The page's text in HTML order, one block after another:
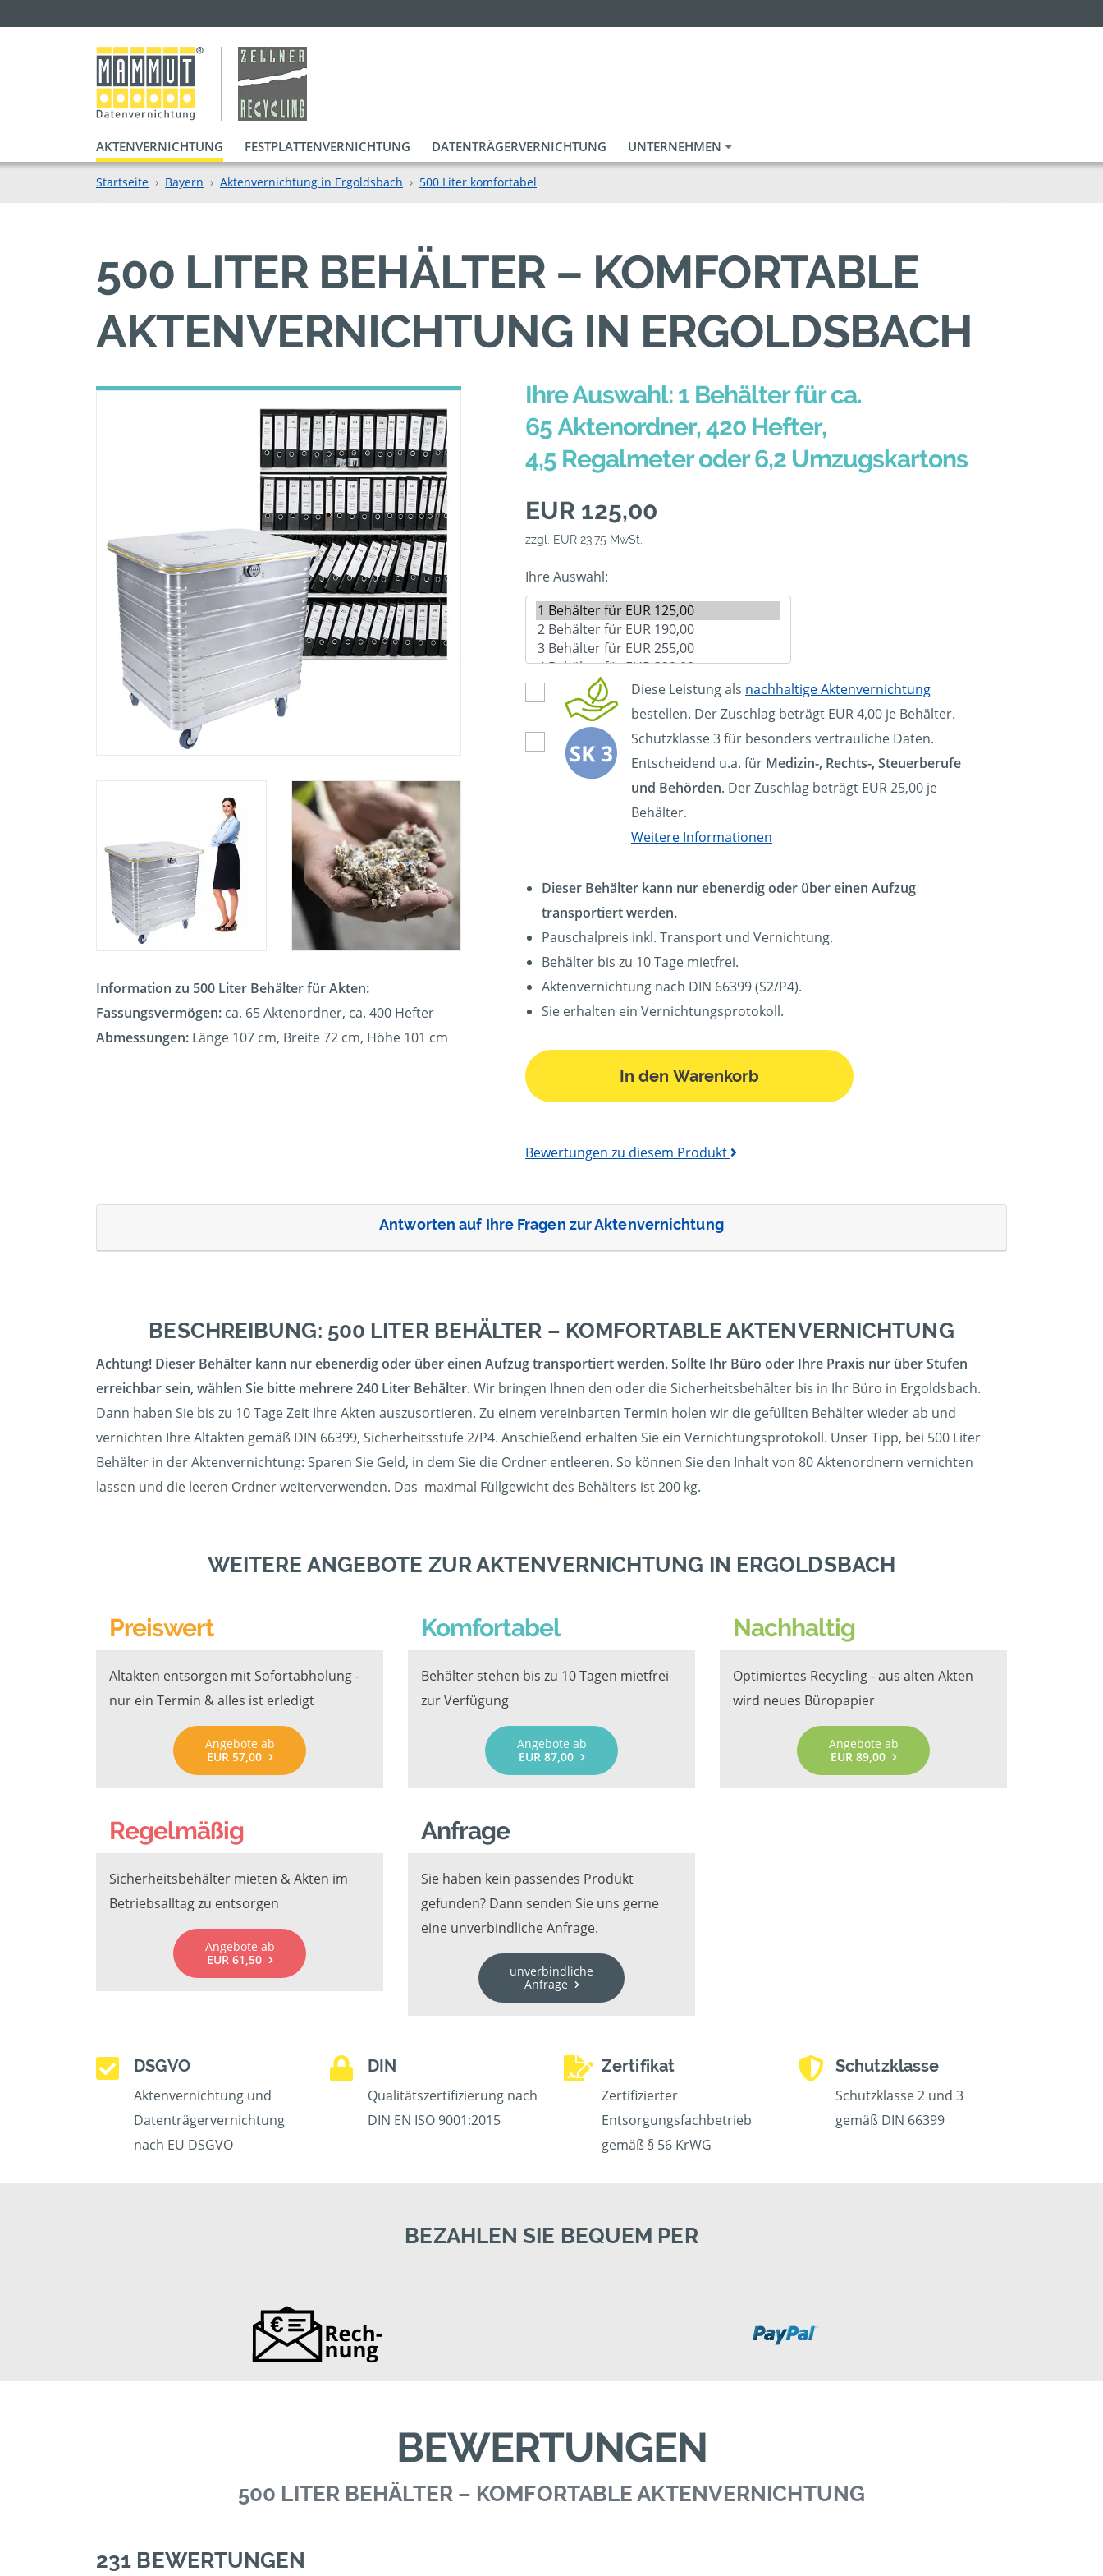
AKTENVERNICHTUNG FESTPLATTENVERNICHTUNG DATENTRÄGERVERNICHTUNG UNTERNEHMEN
Startseite Bayern Aktenvernichtung in Ergoldsbach 500 Liter komfortabel
500 LITER BEHÄLTER – KOMFORTABLE
AKTENVERNICHTUNG IN ERGOLDSBACH
Information zu 500 Liter Behälter für Akten:
Fassungsvermögen: ca. 65 Aktenordner, ca. 400 Hefter
Abmessungen: Länge 107 cm, Breite 72 cm, Höhe 101 cm
Ihre Auswahl: 1 Behälter für ca.
65 Aktenordner, 420 Hefter,
4,5 Regalmeter oder 6,2 Umzugskartons
EUR 125,00
zzgl. EUR 23,75 MwSt.
Ihre Auswahl:
Diese Leistung als nachhaltige Aktenvernichtung
bestellen. Der Zuschlag beträgt EUR 4,00 je Behälter.
Schutzklasse 3 für besonders vertrauliche Daten.
Entscheidend u.a. für Medizin-, Rechts-, Steuerberufe
und Behörden. Der Zuschlag beträgt EUR 25,00 je
Behälter.
Weitere Informationen
Dieser Behälter kann nur ebenerdig oder über einen Aufzug
transportiert werden.
Pauschalpreis inkl. Transport und Vernichtung.
Behälter bis zu 10 Tage mietfrei.
Aktenvernichtung nach DIN 66399 (S2/P4).
Sie erhalten ein Vernichtungsprotokoll.
In den Warenkorb
Bewertungen zu diesem Produkt
Antworten auf Ihre Fragen zur Aktenvernichtung
BESCHREIBUNG: 500 LITER BEHÄLTER – KOMFORTABLE AKTENVERNICHTUNG
Achtung! Dieser Behälter kann nur ebenerdig oder über einen Aufzug transportiert werden. Sollte Ihr Büro oder Ihre Praxis nur über Stufen
erreichbar sein, wählen Sie bitte mehrere 240 Liter Behälter.Wir bringen Ihnen den oder die Sicherheitsbehälter bis in Ihr Büro in Ergoldsbach.
Dann haben Sie bis zu 10 Tage Zeit Ihre Akten auszusortieren. Zu einem vereinbarten Termin holen wir die gefüllten Behälter wieder ab und
vernichten Ihre Altakten gemäß DIN 66399, Sicherheitsstufe 2/P4. Anschießend erhalten Sie ein Vernichtungsprotokoll. Unser Tipp, bei 500 Liter
Behälter in der Aktenvernichtung: Sparen Sie Geld, in dem Sie die Ordner entleeren. So können Sie den Inhalt von 80 Aktenordnern vernichten
lassen und die leeren Ordner weiterverwenden. Das maximal Füllgewicht des Behälters ist 200 kg.
WEITERE ANGEBOTE ZUR AKTENVERNICHTUNG IN ERGOLDSBACH
Preiswert
Altakten entsorgen mit Sofortabholung -
nur ein Termin & alles ist erledigt
Angebote ab
EUR 57,00
Komfortabel
Behälter stehen bis zu 10 Tagen mietfrei
zur Verfügung
Angebote ab
EUR 87,00
Nachhaltig
Optimiertes Recycling - aus alten Akten
wird neues Büropapier
Angebote ab
EUR 89,00
Regelmäßig
Sicherheitsbehälter mieten & Akten im
Betriebsalltag zu entsorgen
Angebote ab
EUR 61,50
Anfrage
Sie haben kein passendes Produkt
gefunden? Dann senden Sie uns gerne
eine unverbindliche Anfrage.
unverbindliche
Anfrage
DSGVO
Aktenvernichtung und
Datenträgervernichtung
nach EU DSGVO
DIN
Qualitätszertifizierung nach
DIN EN ISO 9001:2015
Zertifikat
Zertifizierter
Entsorgungsfachbetrieb
gemäß § 56 KrWG
Schutzklasse
Schutzklasse 2 und 3
gemäß DIN 66399
BEZAHLEN SIE BEQUEM PER
BEWERTUNGEN
500 LITER BEHÄLTER – KOMFORTABLE AKTENVERNICHTUNG
231 BEWERTUNGEN